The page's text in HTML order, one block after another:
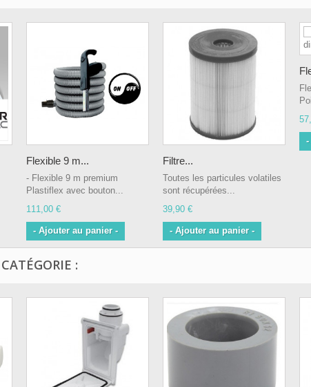
Flexible 9 m...
- Flexible 9 m premium
Plastiflex avec bouton...
111,00 €
- Ajouter au panier -
Filtre...
Toutes les particules volatiles
sont récupérées...
39,90 €
- Ajouter au panier -
-
: